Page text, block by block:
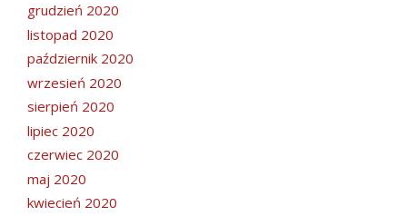
grudzień 2020
listopad 2020
październik 2020
wrzesień 2020
sierpień 2020
lipiec 2020
czerwiec 2020
maj 2020
kwiecień 2020